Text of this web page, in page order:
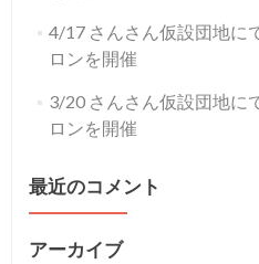
4/17 さんさん仮設団地に
ロンを開催
3/20 さんさん仮設団地に
ロンを開催
最近のコメント
アーカイブ